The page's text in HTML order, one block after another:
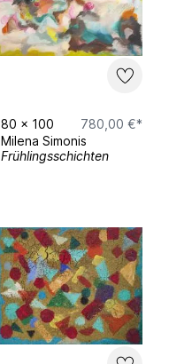
80 x 100
780,00 €*
Milena Simonis
Frühlingsschichten